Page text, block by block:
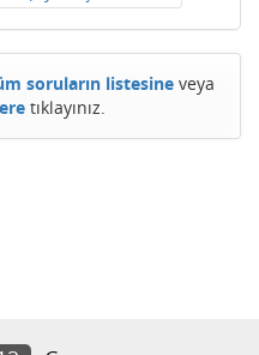
soruların listesine veya
tıklayınız.